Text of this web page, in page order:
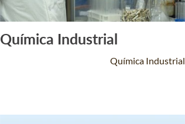
Leer Más +
Química Industrial
Química Industrial